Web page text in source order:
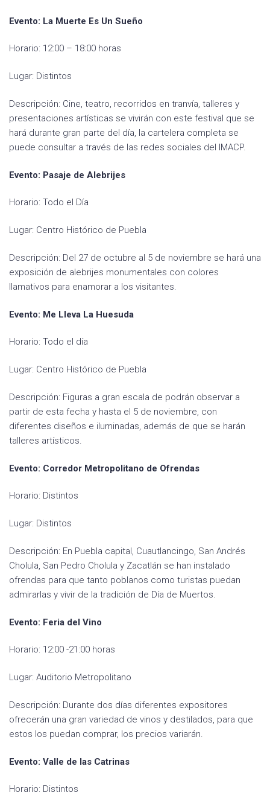
Evento: La Muerte Es Un Sueño
Horario: 12:00 – 18:00 horas
Lugar: Distintos
Descripción: Cine, teatro, recorridos en tranvía, talleres y
presentaciones artísticas se vivirán con este festival que se
hará durante gran parte del día, la cartelera completa se
puede consultar a través de las redes sociales del IMACP.
Evento: Pasaje de Alebrijes
Horario: Todo el Día
Lugar: Centro Histórico de Puebla
Descripción: Del 27 de octubre al 5 de noviembre se hará una
exposición de alebrijes monumentales con colores
llamativos para enamorar a los visitantes.
Evento: Me Lleva La Huesuda
Horario: Todo el día
Lugar: Centro Histórico de Puebla
Descripción: Figuras a gran escala de podrán observar a
partir de esta fecha y hasta el 5 de noviembre, con
diferentes diseños e iluminadas, además de que se harán
talleres artísticos.
Evento: Corredor Metropolitano de Ofrendas
Horario: Distintos
Lugar: Distintos
Descripción: En Puebla capital, Cuautlancingo, San Andrés
Cholula, San Pedro Cholula y Zacatlán se han instalado
ofrendas para que tanto poblanos como turistas puedan
admirarlas y vivir de la tradición de Día de Muertos.
Evento: Feria del Vino
Horario: 12:00 -21:00 horas
Lugar: Auditorio Metropolitano
Descripción: Durante dos días diferentes expositores
ofrecerán una gran variedad de vinos y destilados, para que
estos los puedan comprar, los precios variarán.
Evento: Valle de las Catrinas
Horario: Distintos